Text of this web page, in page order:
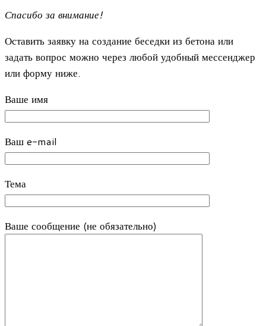
Спасибо за внимание!
Оставить заявку на создание беседки из бетона или
задать вопрос можно через любой удобный мессенджер
или форму ниже.
Ваше имя
Ваш e-mail
Тема
Ваше сообщение (не обязательно)